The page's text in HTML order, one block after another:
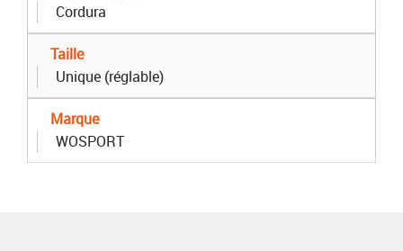
Cordura
Taille
Unique (réglable)
Marque
WOSPORT